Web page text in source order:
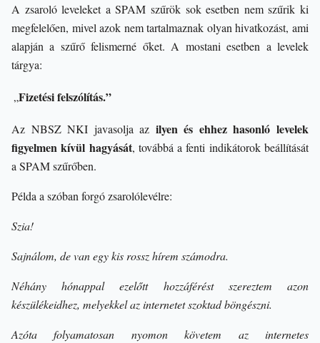
A zsaroló leveleket a SPAM szűrök sok esetben nem szűrik ki
megfelelően, mivel azok nem tartalmaznak olyan hivatkozást, ami
alapján a szűrő felismerné őket. A mostani esetben a levelek
tárgya:
„Fizetési felszólítás.”
Az NBSZ NKI javasolja az ilyen és ehhez hasonló levelek
figyelmen kívül hagyását, továbbá a fenti indikátorok beállítását
a SPAM szűrőben.
Példa a szóban forgó zsarolólevélre:
Szia!
Sajnálom, de van egy kis rossz hírem számodra.
Néhány hónappal ezelőtt hozzáférést szereztem azon
készülékeidhez, melyekkel az internetet szoktad böngészni.
Azóta folyamatosan nyomon követem az internetes